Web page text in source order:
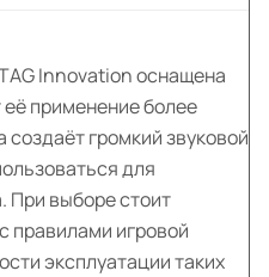
Innovation оснащена
её применение более
громкий звуковой
для
При выборе стоит
правилами игровой
эксплуатации таких